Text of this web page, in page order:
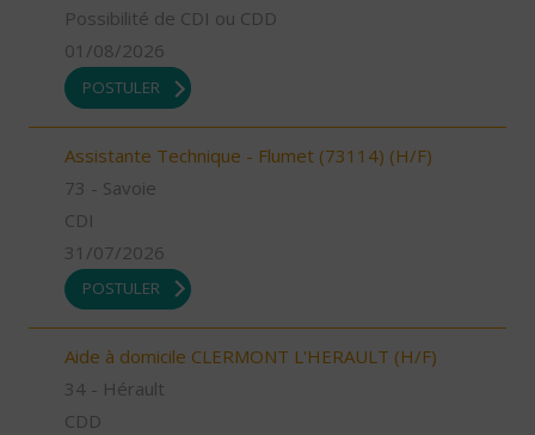
Possibilité de CDI ou CDD
01/08/2026
POSTULER
Assistante Technique - Flumet (73114) (H/F)
73 - Savoie
CDI
31/07/2026
POSTULER
Aide à domicile CLERMONT L'HERAULT (H/F)
34 - Hérault
CDD